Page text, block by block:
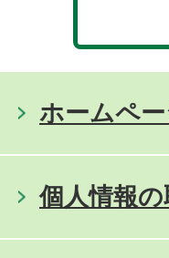
ホームペ
個人情報